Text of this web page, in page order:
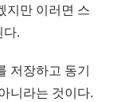
지만 이러면 스
.
저장하고 동기
니라는 것이다.